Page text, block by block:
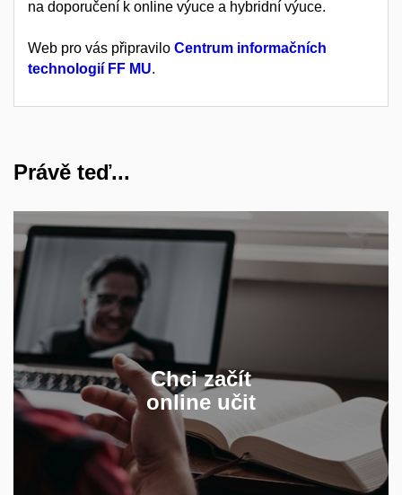
na doporučení k online výuce a hybridní výuce.
Web pro vás připravilo Centrum informačních
technologií FF MU.
Právě teď...
Chci začít
online učit
vhodnou formu
online výuky a jak se
první hodinu po internetu
připravit?
PŘÍPRAVA ONLINE HODINY